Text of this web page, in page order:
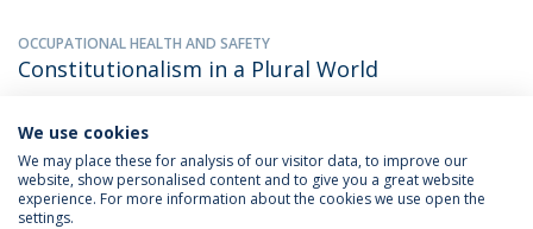
OCCUPATIONAL HEALTH AND SAFETY
Constitutionalism in a Plural World
Universidade Católica Editora
DOWNLOAD AND MORE DETAILS
We use cookies
We may place these for analysis of our visitor data, to improve our
website, show personalised content and to give you a great website
experience. For more information about the cookies we use open the
settings.